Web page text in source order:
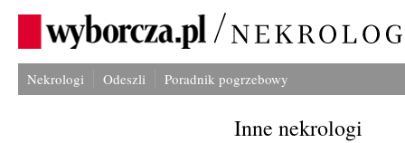
Nekrologi Odeszli Poradnik pogrzebowy
Inne nekrologi